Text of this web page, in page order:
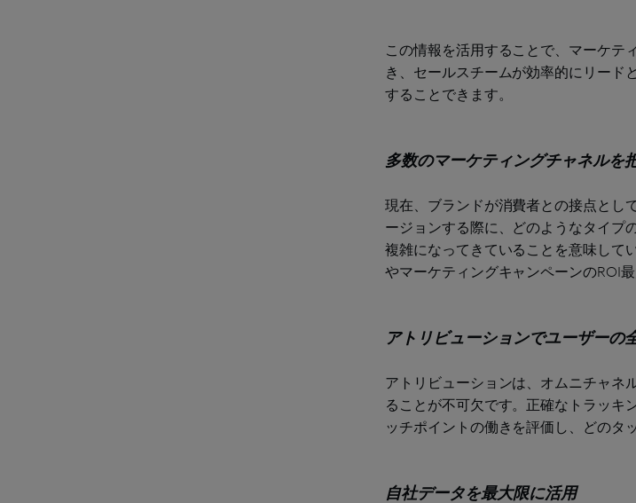
この情報を活用することで、マーケテ
き、セールスチームが効率的にリード
することできます。
多数のマーケティングチャネルを
現在、ブランドが消費者との接点とし
ージョンする際に、どのようなタイプ
複雑になってきていることを意味して
やマーケティングキャンペーンのROI
アトリビューションでユーザーの
アトリビューションは、オムニチャネ
ることが不可欠です。正確なトラッキ
ッチポイントの働きを評価し、どのタ
自社データを最大限に活用